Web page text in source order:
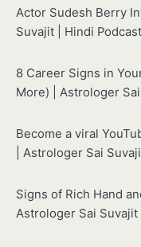
Actor Sudesh Berry
Suvajit | Hindi Podcast
8 Career Signs in
More) | Astrologer
Become a viral
| Astrologer Sai
Signs of Rich Hand
Astrologer Sai Suvajit